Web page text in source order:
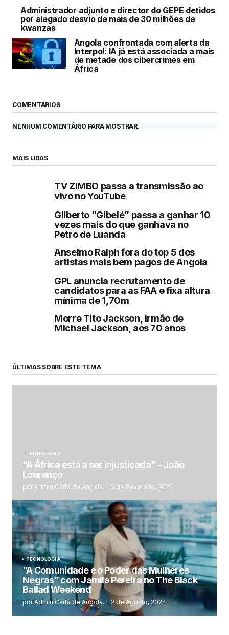
Administrador adjunto e director do GEPE detidos
por alegado desvio de mais de 30 milhões de
kwanzas
Angola confrontada com alerta da
Interpol: IA já está associada a mais
de metade dos cibercrimes em
África
COMENTÁRIOS
NENHUM COMENTÁRIO PARA MOSTRAR.
MAIS LIDAS
TV ZIMBO passa a transmissão ao
vivo no YouTube
Gilberto “Gibelé” passa a ganhar 10
vezes mais do que ganhava no
Petro de Luanda
Anselmo Ralph fora do top 5 dos
artistas mais bem pagos de Angola
GPL anuncia recrutamento de
candidatos para as FAA e fixa altura
mínima de 1,70m
Morre Tito Jackson, irmão de
Michael Jackson, aos 70 anos
ÚLTIMAS SOBRE ESTE TEMA
TECNOLOGIA
“A África está a ser injustiçada” – João
Lourenço
por Admin Carta de Angola. 15 de Fevereiro, 2025
TECNOLOGIA
“A Comunidade e o Poder das Mulheres
Negras” com Jamila Pereira no The Black
Ballad Weekend
por Admin Carta de Angola. 12 de Agosto, 2024